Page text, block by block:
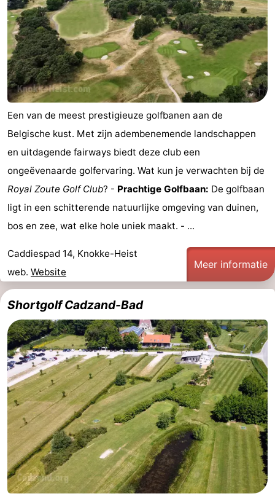
Beachside
Last
minutes
Strand
Zien
&
Bezienswaardigheden
Musea
-
Molens
Attracties
Boerderijen
-
Speeltuinen
Binnenspeeltuinen
-
Bowlen
-
Minigolfbanen
Wellness
centra
Dorpen
&
Steden
Natuur
Sporten
Een van de meest prestigieuze golfbanen aan de
Belgische kust. Met zijn adembenemende landschappen
en uitdagende fairways biedt deze club een
ongeëvenaarde golfervaring. Wat kun je verwachten bij de
Royal Zoute Golf Club? - Prachtige Golfbaan: De golfbaan
ligt in een schitterende natuurlijke omgeving van duinen,
bos en zee, wat elke hole uniek maakt. - ...
Caddiespad 14, Knokke-Heist
web. Website
Meer informatie
Shortgolf Cadzand-Bad